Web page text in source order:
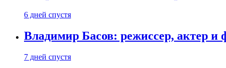
6 дней спустя
Владимир Басов: режиссер, актер и
7 дней спустя